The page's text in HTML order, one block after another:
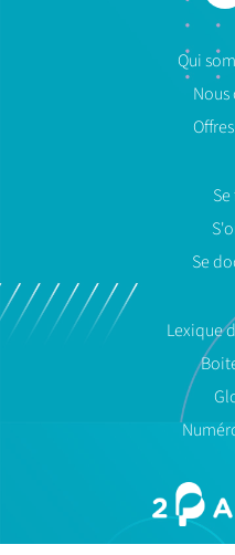
Qui
Se
Lexique